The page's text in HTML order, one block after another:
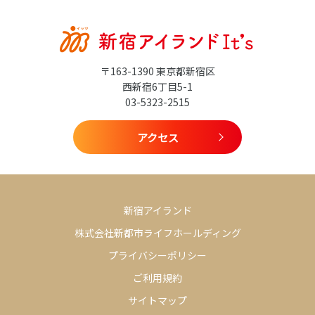
〒163-1390 東京都新宿区
西新宿6丁目5-1
03-5323-2515
アクセス
新宿アイランド
株式会社新都市ライフホールディング
プライバシーポリシー
ご利用規約
サイトマップ